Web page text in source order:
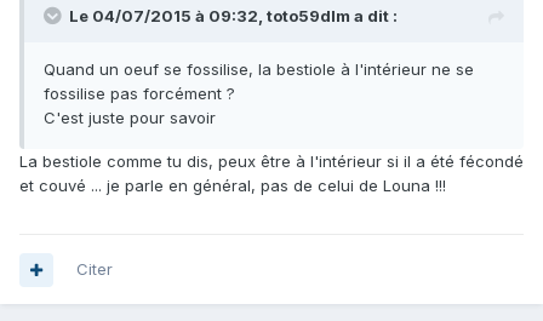
Le 04/07/2015 à 09:32, toto59dlm a dit :
Quand un oeuf se fossilise, la bestiole à l'intérieur ne se
fossilise pas forcément ?
C'est juste pour savoir
La bestiole comme tu dis, peux être à l'intérieur si il a été fécondé
et couvé ... je parle en général, pas de celui de Louna !!!
Citer